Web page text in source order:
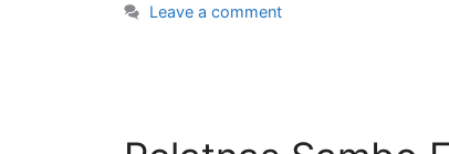
Leave a comment